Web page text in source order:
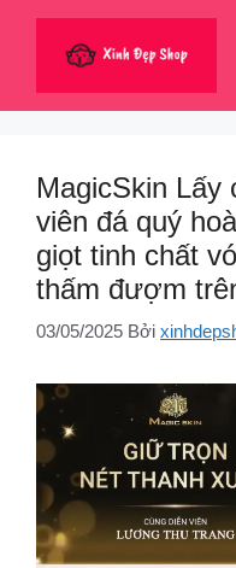
dung
MagicSkin
viên đá quý
giọt tinh chất
thấm đượm
03/05/2025 Bởi